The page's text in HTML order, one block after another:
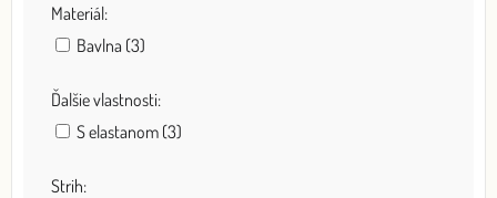
Materiál:
Bavlna (3)
Ďalšie vlastnosti:
S elastanom (3)
Strih: